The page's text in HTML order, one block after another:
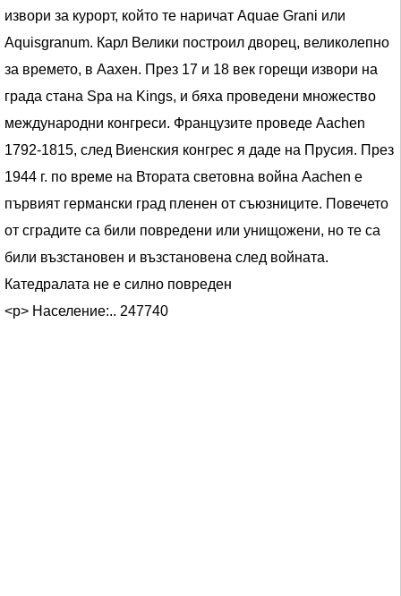
извори за курорт, който те наричат ​​Aquae Grani или
Aquisgranum. Карл Велики построил дворец, великолепно
за времето, в Аахен. През 17 и 18 век горещи извори на
града стана Spa на Kings, и бяха проведени множество
международни конгреси. Французите проведе Aachen
1792-1815, след Виенския конгрес я даде на Прусия. През
1944 г. по време на Втората световна война Aachen е
първият германски град пленен от съюзниците. Повечето
от сградите са били повредени или унищожени, но те са
били възстановен и възстановена след войната.
Катедралата не е силно повреден
<р> Население:.. 247740